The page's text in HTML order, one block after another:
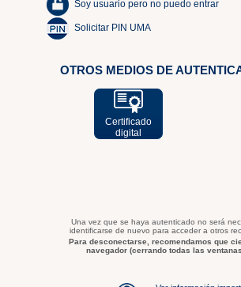
Soy usuario pero no puedo entrar
Solicitar PIN UMA
OTROS MEDIOS DE
Certificado
digital
Una vez que se haya autenticado no será
identificarse de nuevo para acceder a otros
Para desconectarse, recomendamos que
navegador (cerrando todas las